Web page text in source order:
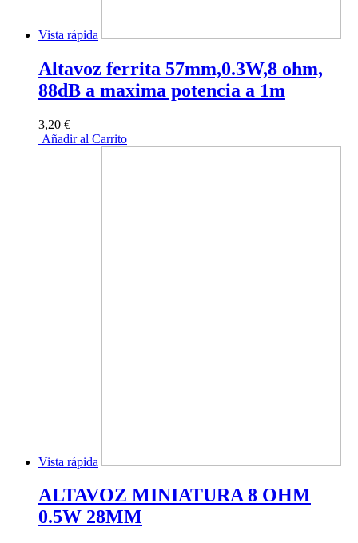
Vista rápida
Altavoz ferrita 57mm,0.3W,8 ohm,
88dB a maxima potencia a 1m
3,20 €
Añadir al Carrito
Vista rápida
ALTAVOZ MINIATURA 8 OHM
0.5W 28MM